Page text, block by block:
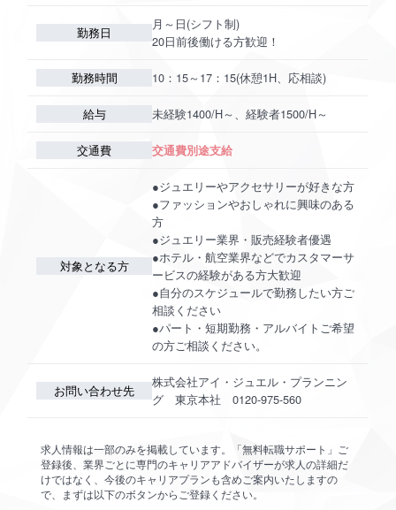
勤務日
月～日(シフト制)
20日前後働ける方歓迎！
勤務時間 10：15～17：15(休憩1H、応相談)
給与 未経験1400/H～、経験者1500/H～
交通費 交通費別途支給
対象となる方
●ジュエリーやアクセサリーが好きな方
●ファッションやおしゃれに興味のある
方
●ジュエリー業界・販売経験者優遇
●ホテル・航空業界などでカスタマーサ
ービスの経験がある方大歓迎
●自分のスケジュールで勤務したい方ご
相談ください
●パート・短期勤務・アルバイトご希望
の方ご相談ください。
お問い合わせ先
株式会社アイ・ジュエル・プランニン
グ 東京本社 0120-975-560
求人情報は一部のみを掲載しています。「無料転職サポート」ご
登録後、業界ごとに専門のキャリアアドバイザーが求人の詳細だ
けではなく、今後のキャリアプランも含めご案内いたしますの
で、まずは以下のボタンからご登録ください。